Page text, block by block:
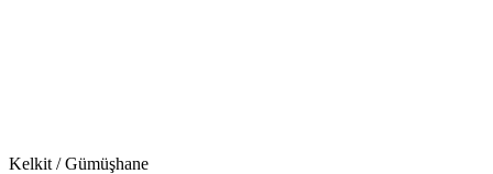
Kelkit /Gümüşhane